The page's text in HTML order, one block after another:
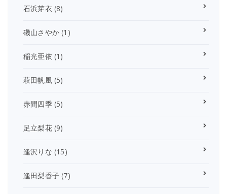
石浜芽衣 (8)
磯山さやか (1)
稲光亜依 (1)
萩田帆風(5)
赤間四季(5)
足立梨花(9)
逢沢りな (15)
逢田梨香子 (7)